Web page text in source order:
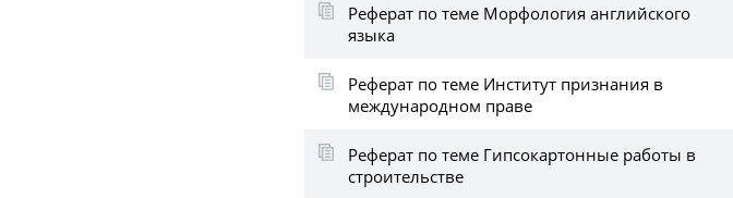
Реферат по теме Морфология английского
языка
Реферат по теме Институт признания в
международном праве
Реферат по теме Гипсокартонные работы в
строительстве